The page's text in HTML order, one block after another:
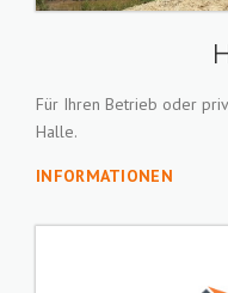
Für Ihren Betrieb oder
Halle.
INFORMATIONEN